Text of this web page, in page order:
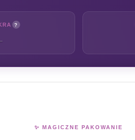
?
✨ MAGICZNE PAKOWANIE